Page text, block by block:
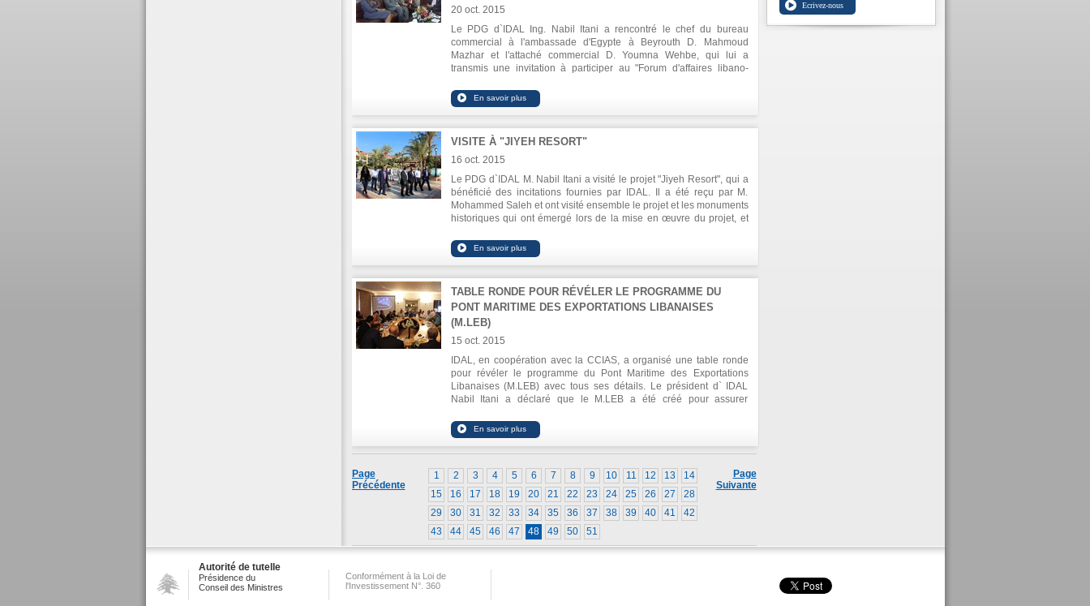
20 oct. 2015
Le PDG d`IDAL Ing. Nabil Itani a rencontré le chef du bureau
commercial à l'ambassade d'Egypte à Beyrouth D. Mahmoud
Mazhar et l'attaché commercial D. Youmna Wehbe, qui lui a
transmis une invitation à participer au "Forum d'affaires libano-
rassemble les PME des deux pays et vise à explorer les
opportunités d'affaires.
VISITE À "JIYEH RESORT"
16 oct. 2015
Le PDG d`IDAL M. Nabil Itani a visité le projet "Jiyeh Resort", qui a
bénéficié des incitations fournies par IDAL. Il a été reçu par M.
Mohammed Saleh et ont visité ensemble le projet et les monuments
historiques qui ont émergé lors de la mise en œuvre du projet, et
TABLE RONDE POUR RÉVÉLER LE PROGRAMME DU
PONT MARITIME DES EXPORTATIONS LIBANAISES
(M.LEB)
15 oct. 2015
IDAL, en coopération avec la CCIAS, a organisé une table ronde
pour révéler le programme du Pont Maritime des Exportations
Libanaises (M.LEB) avec tous ses détails. Le président d` IDAL
Nabil Itani a déclaré que le M.LEB a été créé pour assurer
soutenir la position des produits libanais sur ces marchés, ainsi que
de renforcer la confiance des consommateurs et maintenir
l'équilibre de l'offre et de la demande sur le marché libanais.
Page
Suivante
1 2 3 4 5 6 7 8 9 10 11 12 13
14
15
16 17 18 19 20 21 22 23 24 25 26 27
28
29
30 31 32 33 34 35 36 37 38 39 40 41
42
43
44 45 46 47 48 49 50 51
Page
Précédente
Autorité de tutelle
Présidence du
Conseil des Ministres
Conformément à la Loi de
l'Investissement N°. 360